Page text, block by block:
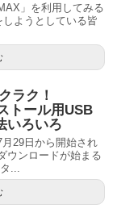
」を利用してみる
ようとしている皆
ラク！
トール用USB
いろいろ
月29日から開始され
ウンロードが始まる
...